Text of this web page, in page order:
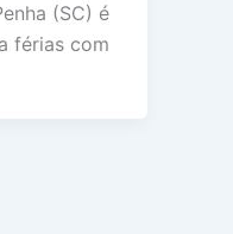
(SC) é
férias com